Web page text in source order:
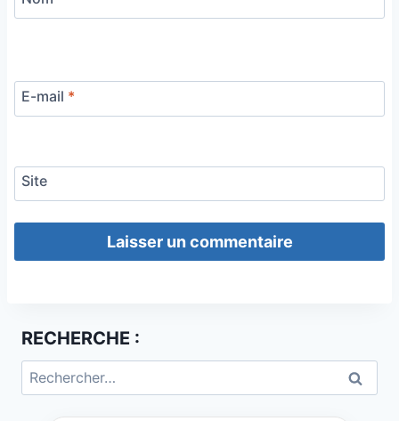
E-mail *
Site
RECHERCHE :
Rechercher :